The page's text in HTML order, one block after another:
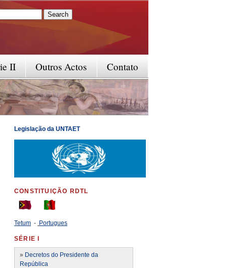
Contato
Outros Actos
II
Legislação da UNTAET
CONSTITUIÇÃO RDTL
Tetum - Portugues
SÉRIE I
» Decretos do Presidente da
República